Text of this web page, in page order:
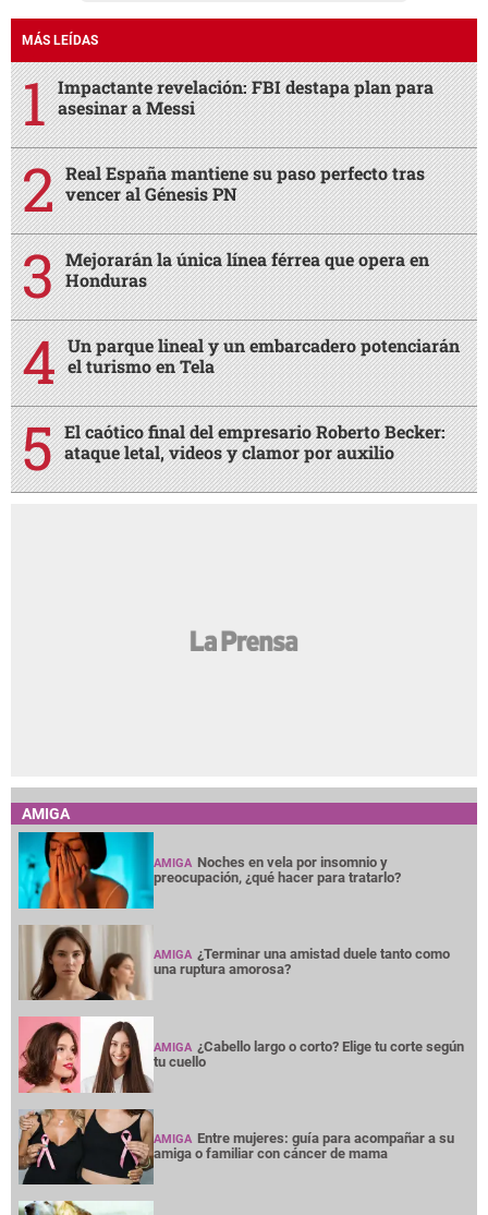
MÁS LEÍDAS
Impactante revelación: FBI destapa plan para
asesinar a Messi
Real España mantiene su paso perfecto tras
vencer al Génesis PN
Mejorarán la única línea férrea que opera en
Honduras
Un parque lineal y un embarcadero potenciarán
el turismo en Tela
El caótico final del empresario Roberto Becker:
ataque letal, videos y clamor por auxilio
AMIGA
AMIGA Noches en vela por insomnio y
preocupación, ¿qué hacer para tratarlo?
AMIGA ¿Terminar una amistad duele tanto como
una ruptura amorosa?
AMIGA ¿Cabello largo o corto? Elige tu corte según
tu cuello
AMIGA Entre mujeres: guía para acompañar a su
amiga o familiar con cáncer de mama